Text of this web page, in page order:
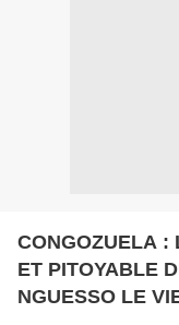
CONGOZUELA :
ET PITOYABLE
NGUESSO LE